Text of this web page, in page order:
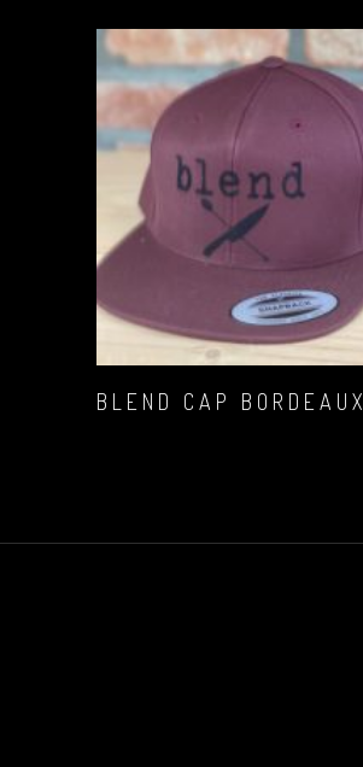
READ MORE
BLEND CAP BORDEAUX